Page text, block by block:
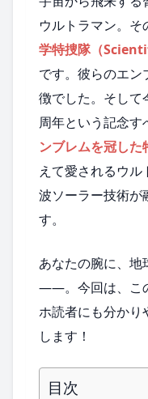
ウルトラマン。
学特捜隊（
です。彼らのエン
徴でした。そして
周年という記念す
ンブレムを冠した
えて愛されるウ
波ソーラー技術が
す。
あなたの腕に、地
――。今回は、こ
ホ読者にも分かり
します！
目次